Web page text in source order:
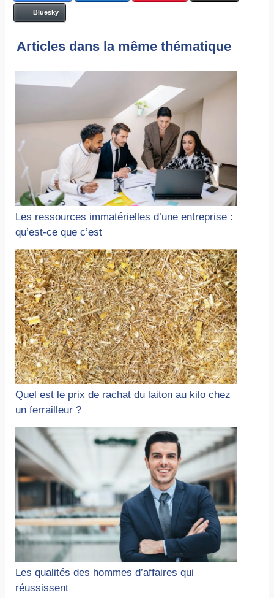
Bluesky
Articles dans la même thématique
Les ressources immatérielles d’une entreprise :
qu’est-ce que c’est
Quel est le prix de rachat du laiton au kilo chez
un ferrailleur ?
Les qualités des hommes d’affaires qui
réussissent